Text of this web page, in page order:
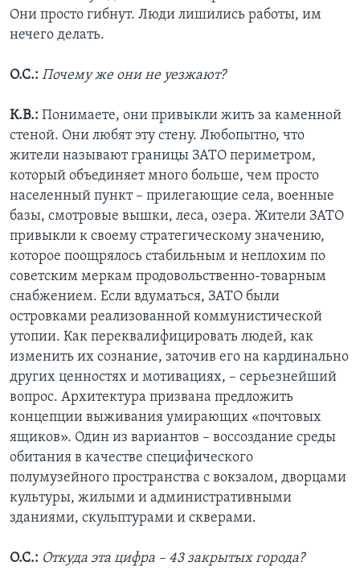
Они просто гибнут. Люди лишились работы, им
нечего делать.
О.С.: Почему же они не уезжают?
К.В.: Понимаете, они привыкли жить за каменной
стеной. Они любят эту стену. Любопытно, что
жители называют границы ЗАТО периметром,
который объединяет много больше, чем просто
населенный пункт – прилегающие села, военные
базы, смотровые вышки, леса, озера. Жители ЗАТО
привыкли к своему стратегическому значению,
которое поощрялось стабильным и неплохим по
советским меркам продовольственно-товарным
снабжением. Если вдуматься, ЗАТО были
островками реализованной коммунистической
утопии. Как переквалифицировать людей, как
изменить их сознание, заточив его на кардинально
других ценностях и мотивациях, – серьезнейший
вопрос. Архитектура призвана предложить
концепции выживания умирающих «почтовых
ящиков». Один из вариантов – воссоздание среды
обитания в качестве специфического
полумузейного пространства с вокзалом, дворцами
культуры, жилыми и административными
зданиями, скульптурами и скверами.
О.С.: Откуда эта цифра – 43 закрытых города?